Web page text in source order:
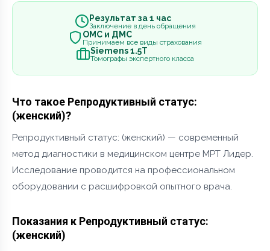
Результат за 1 час
Заключение в день обращения
ОМС и ДМС
Принимаем все виды страхования
Siemens 1.5Т
Томографы экспертного класса
Что такое Репродуктивный статус:
(женский)?
Репродуктивный статус: (женский) — современный
метод диагностики в медицинском центре МРТ Лидер.
Исследование проводится на профессиональном
оборудовании с расшифровкой опытного врача.
Показания к Репродуктивный статус:
(женский)